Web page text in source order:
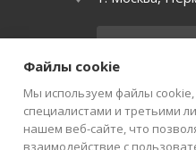
ПОЛИТИКА
Файлы cookie
Мы используем файлы
специалистами и третьими
нашем веб-сайте, что
взаимодействие с